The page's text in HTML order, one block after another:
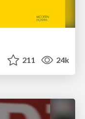
211 24k